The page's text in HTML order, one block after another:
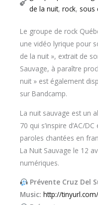
de la nuit, rock, sous
Le groupe de rock
une vidéo lyrique pour
de la nuit », extrait de
Sauvage, à paraître
nuit » est également
sur Bandcamp.
La nuit sauvage est un
70 qui s’inspire d’AC/
paroles chantées en
La Nuit Sauvage le 12
numériques.
Prévente Cruz Del
Music: http://